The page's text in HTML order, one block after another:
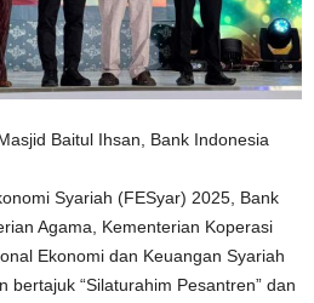
Baitul Ihsan, Bank Indonesia
Syariah (FESyar) 2025, Bank
Agama, Kementerian Koperasi
Ekonomi dan Keuangan Syariah
bertajuk “Silaturahim Pesantren” dan